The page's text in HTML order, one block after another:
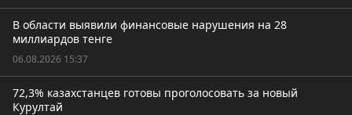
В области выявили финансовые нарушения на 28
миллиардов тенге
06.08.2026 15:37
72,3% казахстанцев готовы проголосовать за новый
Курултай